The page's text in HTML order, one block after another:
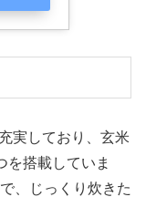
実しており、玄米
を搭載していま
、じっくり炊きた